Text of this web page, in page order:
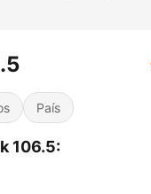
País
106.5: